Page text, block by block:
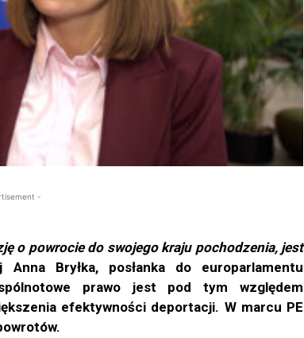
-
o powrocie do swojego kraju pochodzenia, jest
Bryłka, posłanka do europarlamentu
prawo jest pod tym względem
efektywności deportacji. W marcu PE